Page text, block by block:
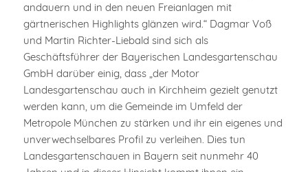
andauern und in den neuen Freianlagen mit
gärtnerischen Highlights glänzen wird.“ Dagmar Voß
und Martin Richter-Liebald sind sich als
Geschäftsführer der Bayerischen Landesgartenschau
GmbH darüber einig, dass „der Motor
Landesgartenschau auch in Kirchheim gezielt genutzt
werden kann, um die Gemeinde im Umfeld der
Metropole München zu stärken und ihr ein eigenes und
unverwechselbares Profil zu verleihen. Dies tun
Landesgartenschauen in Bayern seit nunmehr 40